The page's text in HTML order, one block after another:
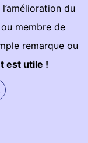
du
membre de
remarque ou
est utile !